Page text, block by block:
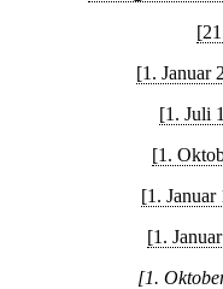
[1. Januar
[1. Juli
[1.
[1.
[1.
[1.